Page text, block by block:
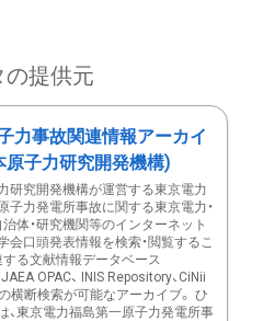
の提供元
力事故関連情報アーカイ
原子力研究開発機構)
研究開発機構が運営する東京電力
子力発電所事故に関する東京電力・
治体・研究機関等のインターネット
会口頭発表情報を検索・閲覧するこ
する文献情報データベース
JAEA OPAC、 INIS Repository、CiNii
横断検索が可能なアーカイブ。 ひ
、東京電力福島第一原子力発電所事